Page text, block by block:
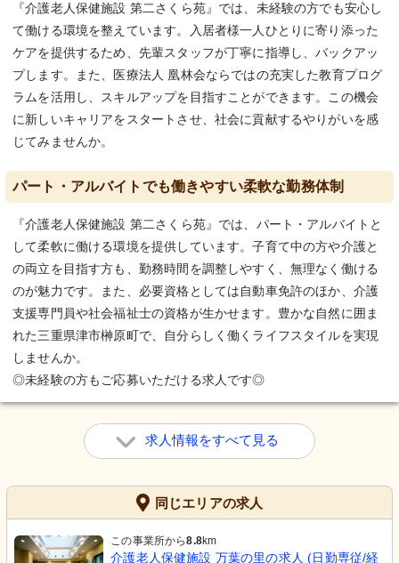
『介護老人保健施設 第二さくら苑』では、未経験の方でも安心し
て働ける環境を整えています。入居者様一人ひとりに寄り添った
ケアを提供するため、先輩スタッフが丁寧に指導し、バックアッ
プします。また、医療法人 凰林会ならではの充実した教育プログ
ラムを活用し、スキルアップを目指すことができます。この機会
に新しいキャリアをスタートさせ、社会に貢献するやりがいを感
じてみませんか。
パート・アルバイトでも働きやすい柔軟な勤務体制
『介護老人保健施設 第二さくら苑』では、パート・アルバイトと
して柔軟に働ける環境を提供しています。子育て中の方や介護と
の両立を目指す方も、勤務時間を調整しやすく、無理なく働ける
のが魅力です。また、必要資格としては自動車免許のほか、介護
支援専門員や社会福祉士の資格が生かせます。豊かな自然に囲ま
れた三重県津市榊原町で、自分らしく働くライフスタイルを実現
しませんか。
◎未経験の方もご応募いただける求人です◎
求人情報をすべて見る
同じエリアの求人
この事業所から8.8km
介護老人保健施設 万葉の里の求人 (日勤専従/経